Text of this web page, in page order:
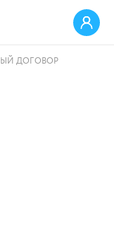
ДОГОВОР